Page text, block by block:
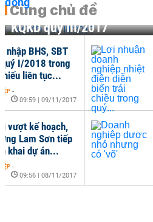
Cùng chủ đề
KQKD quý III/2017
nhập BHS, SBT
I/2018 trong
liên tục...
-
09:59 | 09/11/2017
vượt kế hoạch,
Lam Sơn tiếp
khai dự án...
-
09:56 | 08/11/2017